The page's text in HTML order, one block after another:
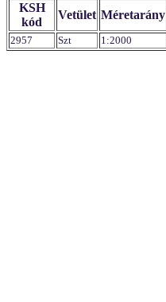
KSH
kód
Vetület Méretarány
2957 Szt 1:2000